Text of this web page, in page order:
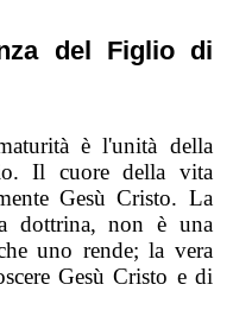
del Figlio di
è l'unità della
Il cuore della vita
Gesù Cristo. La
dottrina, non è una
uno rende; la vera
Gesù Cristo e di